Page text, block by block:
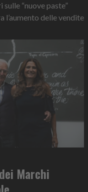
“nuove paste”
l’aumento delle vendite
Marchi